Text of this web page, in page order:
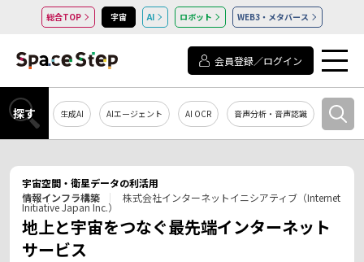
総合TOP 宇宙 AI ロボット WEB3・メタバース
会員登録／ログイン
探す 生成AI AIエージェント AI OCR 音声分析・音声認識 教育・
宇宙空間・衛星データの利活用
情報インフラ構築
株式会社インターネットイニシアティブ（Internet
Initiative Japan Inc.）
地上と宇宙をつなぐ最先端インターネット
サービス